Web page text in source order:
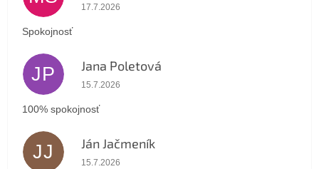
Hodnotenie obchodu je 5 z 5 hviezdičiek.
17.7.2026
Spokojnosť
JP Jana Poletová
Hodnotenie obchodu je 5 z 5 hviezdičiek.
15.7.2026
100% spokojnosť
JJ Ján Jačmeník
Hodnotenie obchodu je 5 z 5 hviezdičiek.
15.7.2026